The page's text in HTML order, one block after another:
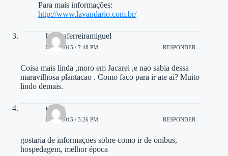
Para mais informações:
http://www.lavandario.com.br/
helenaferreiramiguel
04/11/2015 / 7:48 PM RESPONDER
Coisa mais linda ,moro em Jacarei ,e nao sabia dessa
maravilhosa plantacao . Como faco para ir ate ai? Muito
lindo demais.
eliane
05/11/2015 / 3:26 PM RESPONDER
gostaria de informaçoes sobre como ir de onibus,
hospedagem, melhor época